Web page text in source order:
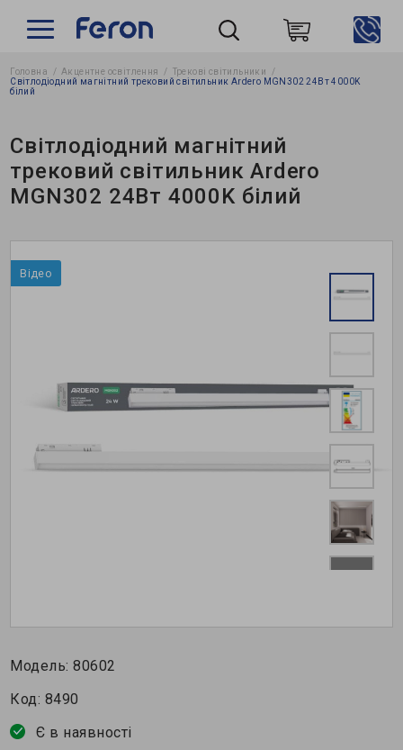
Пошук
Головна Акцентне освітлення
Трекові світильники
Світлодіодний магнітний трековий світильник Ardero MGN302 24Вт 4000K
білий
Світлодіодний магнітний
трековий світильник Ardero
MGN302 24Вт 4000K білий
Відео
Модель:80602
Код: 8490
Є в наявності